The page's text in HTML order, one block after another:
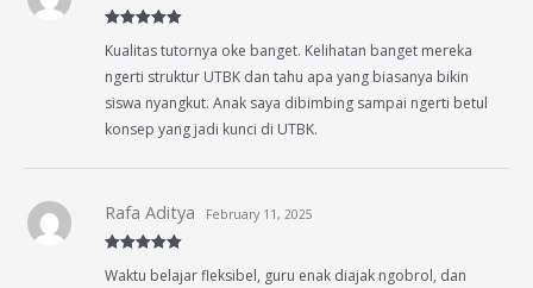
of 5
Kualitas tutornya oke banget. Kelihatan banget mereka
ngerti struktur UTBK dan tahu apa yang biasanya bikin
siswa nyangkut. Anak saya dibimbing sampai ngerti betul
konsep yang jadi kunci di UTBK.
of 5
Rafa Aditya February 11, 2025
Waktu belajar fleksibel, guru enak diajak ngobrol, dan